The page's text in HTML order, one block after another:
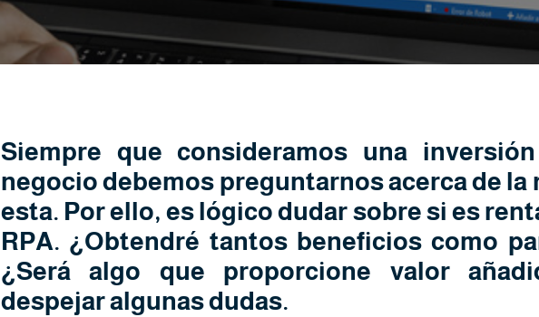
Siempre que consideramos una
negocio debemos preguntarnos acerca de la
esta. Por ello, es lógico dudar sobre si es
RPA. ¿Obtendré tantos beneficios como
¿Será algo que proporcione valor
despejar algunas dudas.